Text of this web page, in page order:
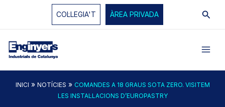
COL·LEGIA'T ÀREA PRIVADA
INICI » NOTÍCIES » COMANDES A 18 GRAUS SOTA ZERO. VISITEM
LES INSTAL·LACIONS D’EUROPASTRY